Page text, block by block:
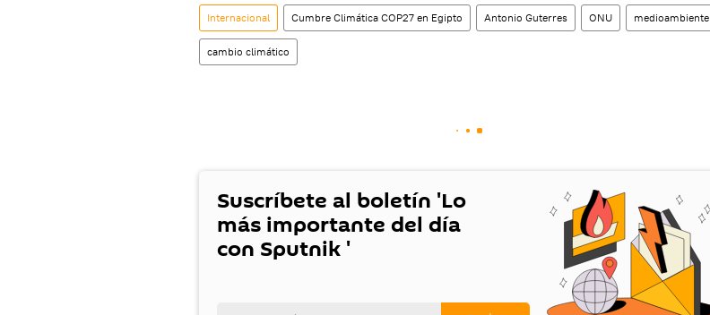
Internacional Cumbre Climática COP27 en Egipto Antonio Guterres ONU medioambiente
cambio climático
Suscríbete al boletín 'Lo
más importante del día
con Sputnik '